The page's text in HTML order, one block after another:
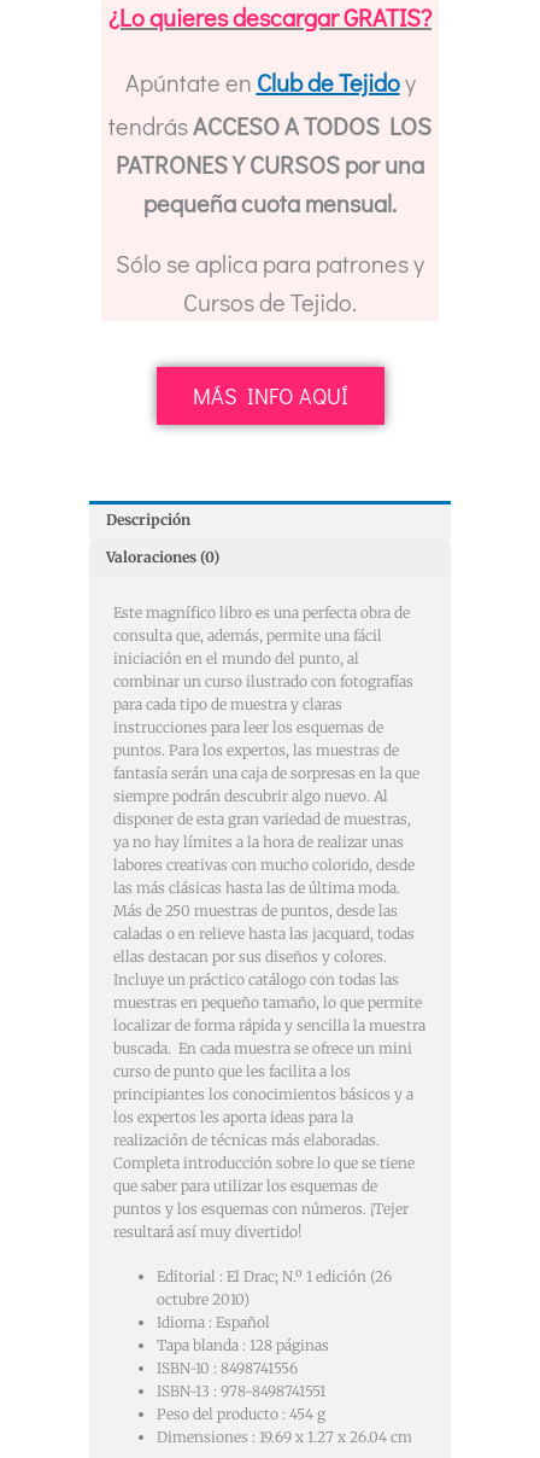
¿Lo quieres descargar GRATIS?
Apúntate en Club de Tejidoy
tendrásACCESO A TODOS LOS
PATRONES Y CURSOS por una
pequeña cuota mensual.
Sólo se aplica para patrones y
Cursos de Tejido.
MÁS INFO AQUÍ
Descripción
Valoraciones (0)
Este magnífico libro es una perfecta obra de
consulta que, además, permite una fácil
iniciación en el mundo del punto, al
combinar un curso ilustrado con fotografías
para cada tipo de muestra y claras
instrucciones para leer los esquemas de
puntos. Para los expertos, las muestras de
fantasía serán una caja de sorpresas en la que
siempre podrán descubrir algo nuevo. Al
disponer de esta gran variedad de muestras,
ya no hay límites a la hora de realizar unas
labores creativas con mucho colorido, desde
las más clásicas hasta las de última moda. 
Más de 250 muestras de puntos, desde las
caladas o en relieve hasta las jacquard, todas
ellas destacan por sus diseños y colores. 
Incluye un práctico catálogo con todas las
muestras en pequeño tamaño, lo que permite
localizar de forma rápida y sencilla la muestra
buscada.  En cada muestra se ofrece un mini
curso de punto que les facilita a los
principiantes los conocimientos básicos y a
los expertos les aporta ideas para la
realización de técnicas más elaboradas. 
Completa introducción sobre lo que se tiene
que saber para utilizar los esquemas de
puntos y los esquemas con números. ¡Tejer
resultará así muy divertido!
Editorial : El Drac; N.º 1 edición (26
octubre 2010)
Idioma : Español
Tapa blanda : 128 páginas
ISBN-10 : 8498741556
ISBN-13 : 978-8498741551
Peso del producto : 454 g
Dimensiones : 19.69 x 1.27 x 26.04 cm